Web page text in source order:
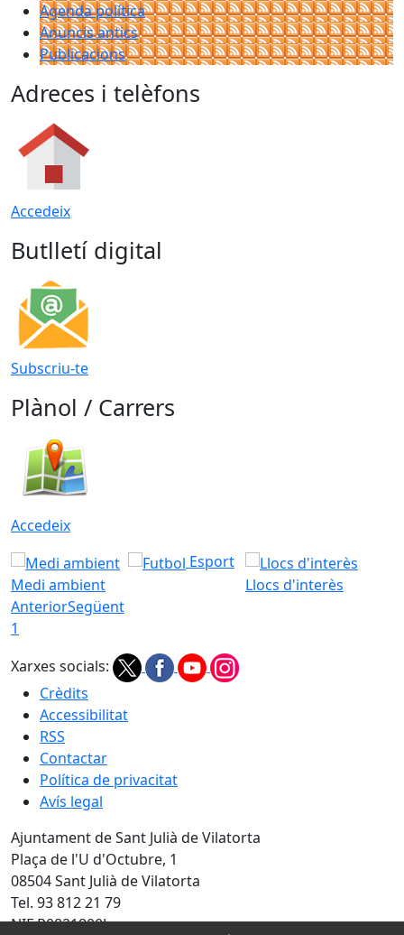
Agenda política
Anuncis antics
Publicacions
Adreces i telèfons
Accedeix
Butlletí digital
Subscriu-te
Plànol / Carrers
Accedeix
Medi ambient
Esport
Llocs d'interès
AnteriorSegüent
1
Xarxes socials:
Crèdits
Accessibilitat
RSS
Contactar
Política de privacitat
Avís legal
Ajuntament de Sant Julià de Vilatorta
Plaça de l'U d'Octubre, 1
08504 Sant Julià de Vilatorta
Tel. 93 812 21 79
NIF P0821800J